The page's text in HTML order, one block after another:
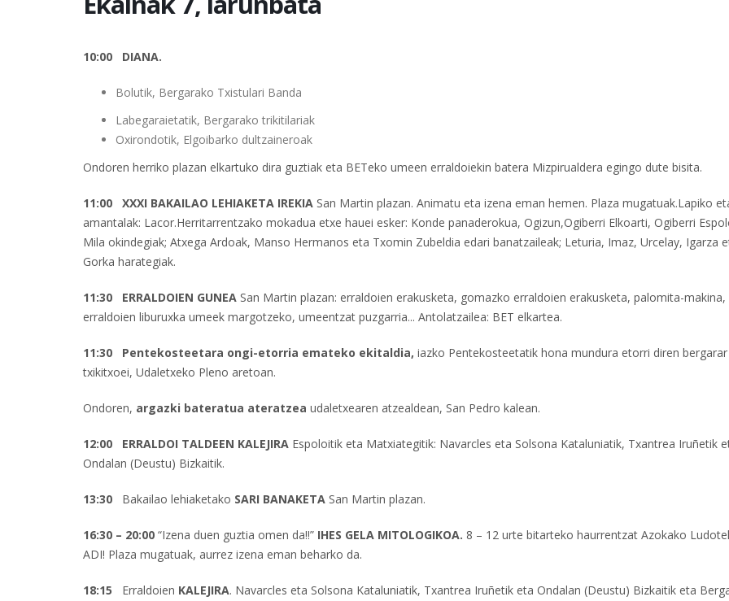
10:00 DIANA.
Bolutik, Bergarako Txistulari Banda
Labegaraietatik, Bergarako trikitilariak
Oxirondotik, Elgoibarko dultzaineroak
Ondoren herriko plazan elkartuko dira guztiak eta BETeko umeen erraldoiekin batera Mizpirualdera egingo dute bisita.
11:00 XXXI BAKAILAO LEHIAKETA IREKIA San Martin plazan. Animatu eta izena eman hemen. Plaza mugatuak.Lapiko
amantalak: Lacor.Herritarrentzako mokadua etxe hauei esker: Konde panaderokua, Ogizun,Ogiberri Elkoarti, Ogiberri
Mila okindegiak; Atxega Ardoak, Manso Hermanos eta Txomin Zubeldia edari banatzaileak; Leturia, Imaz, Urcelay, Igarza
Gorka harategiak.
11:30 ERRALDOIEN GUNEA San Martin plazan: erraldoien erakusketa, gomazko erraldoien erakusketa, palomita-makina,
erraldoien liburuxka umeek margotzeko, umeentzat puzgarria... Antolatzailea: BET elkartea.
11:30 Pentekosteetara ongi-etorria emateko ekitaldia, iazko Pentekosteetatik hona mundura etorri diren bergarar
txikitxoei, Udaletxeko Pleno aretoan.
Ondoren, argazki bateratua ateratzea udaletxearen atzealdean, San Pedro kalean.
12:00 ERRALDOI TALDEEN KALEJIRA Espoloitik eta Matxiategitik: Navarcles eta Solsona Kataluniatik, Txantrea Iruñetik
Ondalan (Deustu) Bizkaitik.
13:30 Bakailao lehiaketako SARI BANAKETA San Martin plazan.
16:30 – 20:00 “Izena duen guztia omen da!!” IHES GELA MITOLOGIKOA. 8 – 12 urte bitarteko haurrentzat Azokako
ADI! Plaza mugatuak, aurrez izena eman beharko da.
18:15 Erraldoien KALEJIRA. Navarcles eta Solsona Kataluniatik, Txantrea Iruñetik eta Ondalan (Deustu) Bizkaitik eta